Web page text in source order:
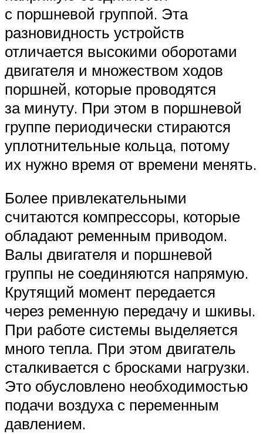
с поршневой группой. Эта
разновидность устройств
отличается высокими оборотами
двигателя и множеством ходов
поршней, которые проводятся
за минуту. При этом в поршневой
группе периодически стираются
уплотнительные кольца, потому
их нужно время от времени менять.
Более привлекательными
считаются компрессоры, которые
обладают ременным приводом.
Валы двигателя и поршневой
группы не соединяются напрямую.
Крутящий момент передается
через ременную передачу и шкивы.
При работе системы выделяется
много тепла. При этом двигатель
сталкивается с бросками нагрузки.
Это обусловлено необходимостью
подачи воздуха с переменным
давлением.